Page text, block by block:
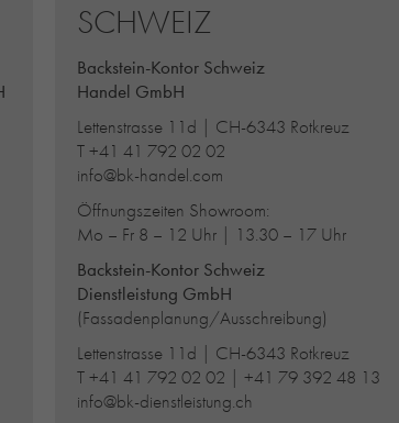
SCHWEIZ
Backstein-Kontor Schweiz
Handel GmbH
Lettenstrasse 11d | CH-6343 Rotkreuz
T+41 41 792 02 02
info@bk-handel.com
Öffnungszeiten Showroom:
Mo – Fr 8 – 12 Uhr | 13.30 – 17 Uhr
Backstein-Kontor Schweiz
Dienstleistung GmbH
(Fassadenplanung/Ausschreibung)
Lettenstrasse 11d | CH-6343 Rotkreuz
T+41 41 792 02 02 | +41 79 392 48 13
info@bk-dienstleistung.ch